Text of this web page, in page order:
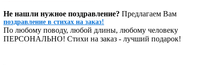
Не нашли нужное поздравление? Предлагаем Вам
поздравление в стихах на заказ!
По любому поводу, любой длины, любому человеку
ПЕРСОНАЛЬНО! Стихи на заказ - лучший подарок!